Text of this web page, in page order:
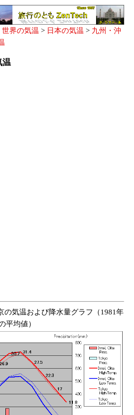
世界の気温 > 日本の気温 > 九州・沖
温
の気温および降水量グラフ（1981年
平均値）